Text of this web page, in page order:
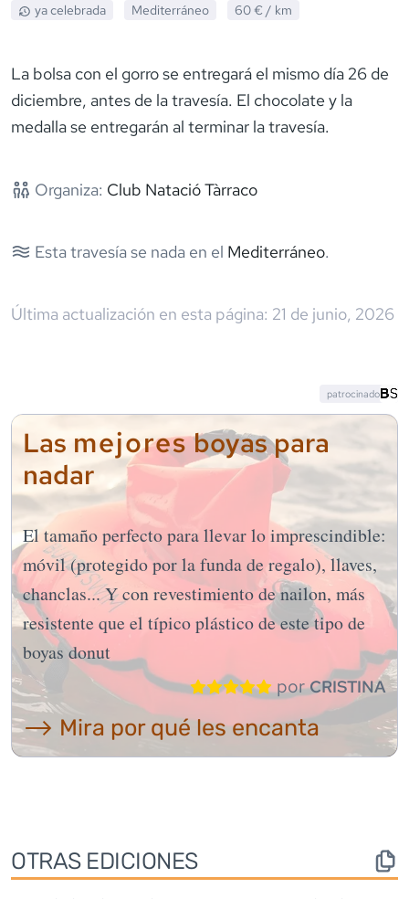
ya celebrada Mediterráneo 60 € / km
La bolsa con el gorro se entregará el mismo día 26 de
diciembre, antes de la travesía. El chocolate y la
medalla se entregarán al terminar la travesía.
Organiza: Club Natació Tàrraco
Esta travesía se nada en el Mediterráneo.
Última actualización en esta página: 21 de junio, 2026
Las mejoresboyas para
nadar
El tamaño perfecto para llevar lo imprescindible:
móvil (protegido por la funda de regalo), llaves,
chanclas... Y con revestimiento de nailon, más
resistente que el típico plástico de este tipo de
boyas donut
porCRISTINA
⟶ Mira por qué les encanta
patrocinado
OTRAS EDICIONES